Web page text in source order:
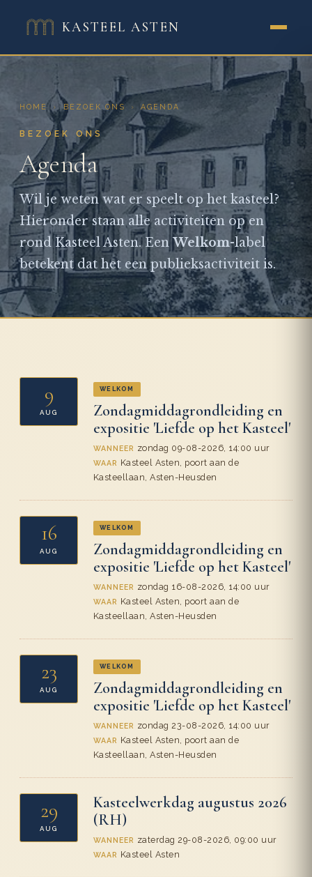
KASTEEL ASTEN
HOME › BEZOEK ONS › AGENDA
BEZOEK ONS
Agenda
Wil je weten wat er speelt op het kasteel?
Hieronder staan alle activiteiten op en
rond Kasteel Asten. Een Welkom-label
betekent dat het een publieksactiviteit is.
9
AUG
WELKOM
Zondagmiddagrondleiding en
expositie 'Liefde op het Kasteel'
WANNEER zondag 09-08-2026, 14:00 uur
WAAR Kasteel Asten, poort aan de
Kasteellaan, Asten-Heusden
16
AUG
WELKOM
Zondagmiddagrondleiding en
expositie 'Liefde op het Kasteel'
WANNEER zondag 16-08-2026, 14:00 uur
WAAR Kasteel Asten, poort aan de
Kasteellaan, Asten-Heusden
23
AUG
WELKOM
Zondagmiddagrondleiding en
expositie 'Liefde op het Kasteel'
WANNEER zondag 23-08-2026, 14:00 uur
WAAR Kasteel Asten, poort aan de
Kasteellaan, Asten-Heusden
29
AUG
Kasteelwerkdag augustus 2026
(RH)
WANNEER zaterdag 29-08-2026, 09:00 uur
WAAR Kasteel Asten